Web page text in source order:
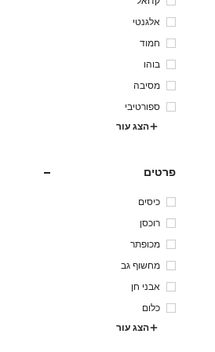
אלגנטי
חמוד
בוהו
מסיבה
ספורטיבי
הצג עור
פרטים
כיסים
רוכסן
מכופתר
מחשוף גב
אבני חן
כלום
הצג עור